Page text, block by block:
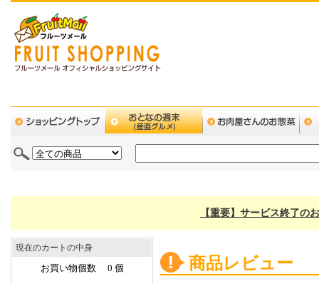
【重要】サービス終了の
現在のカートの中身
お買い物個数 0 個 商品レビュー